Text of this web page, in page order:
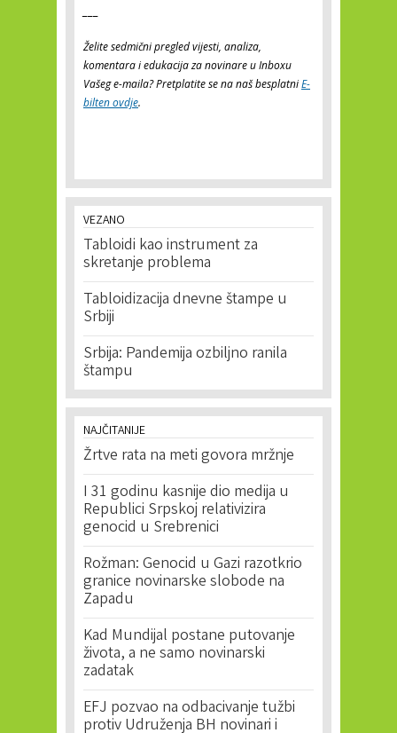
Želite sedmični pregled vijesti, analiza,
komentara i edukacija za novinare u Inboxu
Vašeg e-maila? Pretplatite se na naš besplatniE-
bilten ovdje.
VEZANO
Tabloidi kao instrument za
skretanje problema
Tabloidizacija dnevne štampe u
Srbiji
Srbija: Pandemija ozbiljno ranila
štampu
NAJČITANIJE
Žrtve rata na meti govora mržnje
I 31 godinu kasnije dio medija u
Republici Srpskoj relativizira
genocid u Srebrenici
Rožman: Genocid u Gazi razotkrio
granice novinarske slobode na
Zapadu
Kad Mundijal postane putovanje
života, a ne samo novinarski
zadatak
EFJ pozvao na odbacivanje tužbi
protiv Udruženja BH novinari i